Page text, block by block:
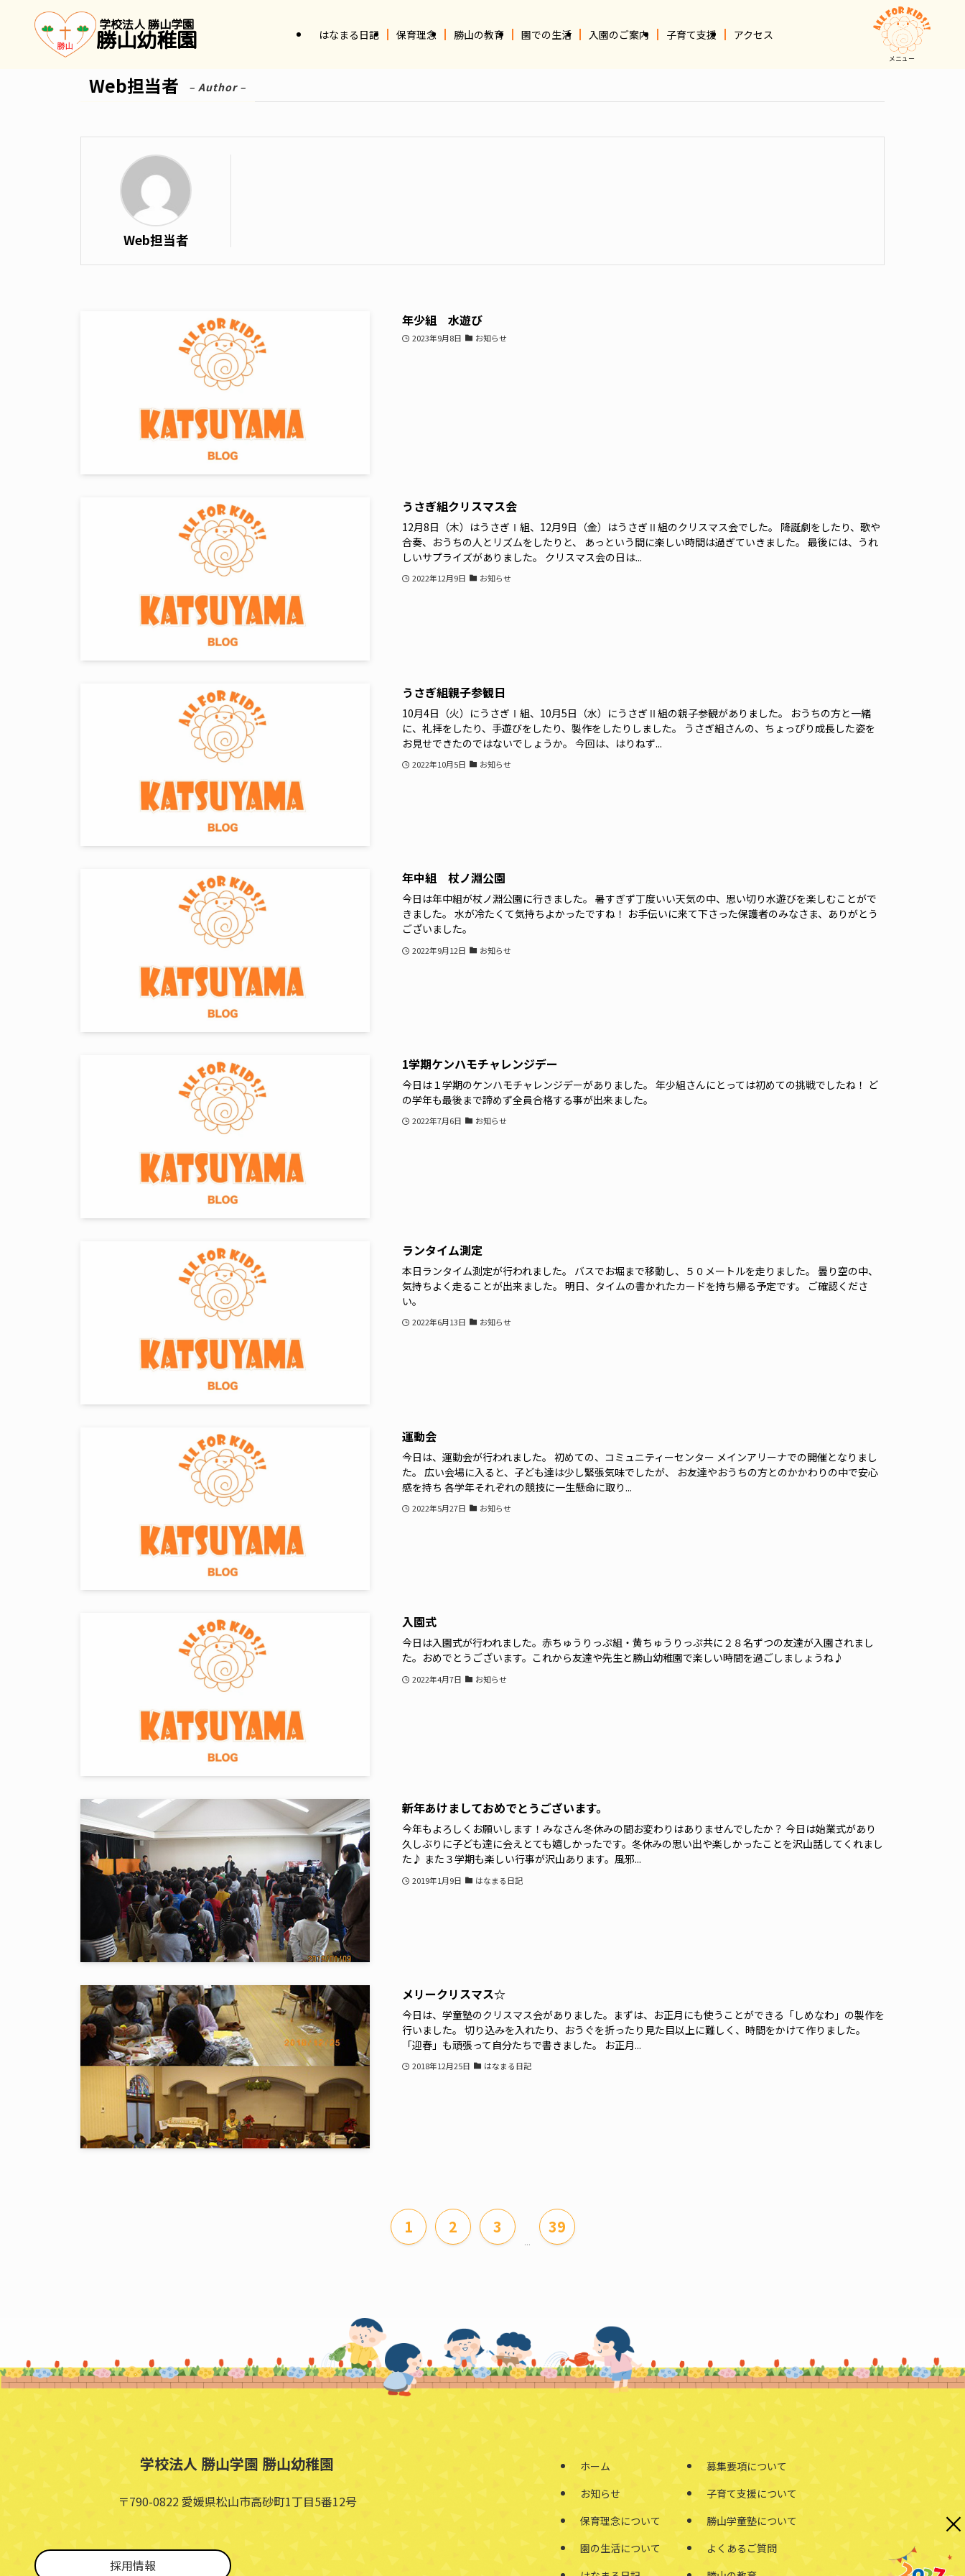
学校法人 勝山学園
勝山幼稚園 はなまる日記 保育理念 勝山の教育 園での生活 入園のご案内 子育て支援 アクセス
メニュー
Web担当者 – Author –
Web担当者
年少組 水遊び
2023年9月8日 お知らせ
うさぎ組クリスマス会
12月8日（木）はうさぎⅠ組、12月9日（金）はうさぎⅡ組のクリスマス会でした。 降誕劇をしたり、歌や
合奏、おうちの人とリズムをしたりと、 あっという間に楽しい時間は過ぎていきました。 最後には、うれ
しいサプライズがありました。 クリスマス会の日は...
2022年12月9日 お知らせ
うさぎ組親子参観日
10月4日（火）にうさぎⅠ組、10月5日（水）にうさぎⅡ組の親子参観がありました。 おうちの方と一緒
に、礼拝をしたり、手遊びをしたり、製作をしたりしました。 うさぎ組さんの、ちょっぴり成長した姿を
お見せできたのではないでしょうか。 今回は、はりねず...
2022年10月5日 お知らせ
年中組 杖ノ淵公園
今日は年中組が杖ノ淵公園に行きました。 暑すぎず丁度いい天気の中、思い切り水遊びを楽しむことがで
きました。 水が冷たくて気持ちよかったですね！ お手伝いに来て下さった保護者のみなさま、ありがとう
ございました。
2022年9月12日 お知らせ
1学期ケンハモチャレンジデー
今日は１学期のケンハモチャレンジデーがありました。 年少組さんにとっては初めての挑戦でしたね！ ど
の学年も最後まで諦めず全員合格する事が出来ました。
2022年7月6日 お知らせ
ランタイム測定
本日ランタイム測定が行われました。 バスでお堀まで移動し、５０メートルを走りました。 曇り空の中、
気持ちよく走ることが出来ました。 明日、タイムの書かれたカードを持ち帰る予定です。 ご確認くださ
い。
2022年6月13日 お知らせ
運動会
今日は、運動会が行われました。 初めての、コミュニティーセンター メインアリーナでの開催となりまし
た。 広い会場に入ると、子ども達は少し緊張気味でしたが、 お友達やおうちの方とのかかわりの中で安心
感を持ち 各学年それぞれの競技に一生懸命に取り...
2022年5月27日 お知らせ
入園式
今日は入園式が行われました。赤ちゅうりっぷ組・黄ちゅうりっぷ共に２８名ずつの友達が入園されまし
た。おめでとうございます。これから友達や先生と勝山幼稚園で楽しい時間を過ごしましょうね♪
2022年4月7日 お知らせ
新年あけましておめでとうございます。
今年もよろしくお願いします！みなさん冬休みの間お変わりはありませんでしたか？ 今日は始業式があり
久しぶりに子ども達に会えとても嬉しかったです。冬休みの思い出や楽しかったことを沢山話してくれまし
た♪ また３学期も楽しい行事が沢山あります。風邪...
2019年1月9日 はなまる日記
メリークリスマス☆
今日は、学童塾のクリスマス会がありました。まずは、お正月にも使うことができる「しめなわ」の製作を
行いました。 切り込みを入れたり、おうぐを折ったり見た目以上に難しく、時間をかけて作りました。
「迎春」も頑張って自分たちで書きました。 お正月...
2018年12月25日 はなまる日記
1 2 3
...
39
学校法人 勝山学園 勝山幼稚園
〒790-0822 愛媛県松山市高砂町1丁目5番12号
採用情報
ホーム
お知らせ
保育理念について
園の生活について
募集要項について
子育て支援について
勝山学童塾について
よくあるご質問
×